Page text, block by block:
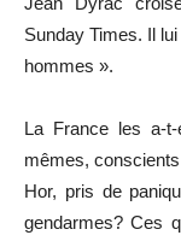
Sunday Times. Il
hommes ».
La France les a-
mêmes, conscients
Hor, pris de
gendarmes? Ces